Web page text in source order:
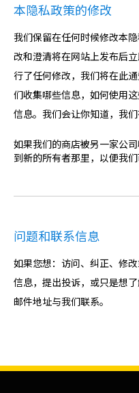
本隐私政策的修改
我们保留在任何时候修改本
改和澄清将在网站上发布后
行了任何修改，我们将在此
们收集哪些信息，如何使用
信息。我们会让你知道，我们
如果我们的商店被另一家公
到新的所有者那里，以便我
问题和联系信息
如果您想：访问、纠正、修
信息，提出投诉，或只是想
邮件地址与我们联系。